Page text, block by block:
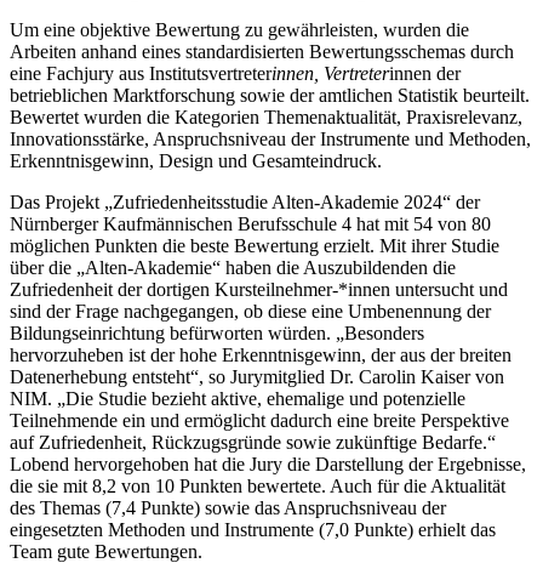
Um eine objektive Bewertung zu gewährleisten, wurden die
Arbeiten anhand eines standardisierten Bewertungsschemas durch
eine Fachjury aus Institutsvertreterinnen, Vertreterinnen der
betrieblichen Marktforschung sowie der amtlichen Statistik beurteilt.
Bewertet wurden die Kategorien Themenaktualität, Praxisrelevanz,
Innovationsstärke, Anspruchsniveau der Instrumente und Methoden,
Erkenntnisgewinn, Design und Gesamteindruck.
Das Projekt „Zufriedenheitsstudie Alten-Akademie 2024“ der
Nürnberger Kaufmännischen Berufsschule 4 hat mit 54 von 80
möglichen Punkten die beste Bewertung erzielt. Mit ihrer Studie
über die „Alten-Akademie“ haben die Auszubildenden die
Zufriedenheit der dortigen Kursteilnehmer-*innen untersucht und
sind der Frage nachgegangen, ob diese eine Umbenennung der
Bildungseinrichtung befürworten würden. „Besonders
hervorzuheben ist der hohe Erkenntnisgewinn, der aus der breiten
Datenerhebung entsteht“, so Jurymitglied Dr. Carolin Kaiser von
NIM. „Die Studie bezieht aktive, ehemalige und potenzielle
Teilnehmende ein und ermöglicht dadurch eine breite Perspektive
auf Zufriedenheit, Rückzugsgründe sowie zukünftige Bedarfe.“
Lobend hervorgehoben hat die Jury die Darstellung der Ergebnisse,
die sie mit 8,2 von 10 Punkten bewertete. Auch für die Aktualität
des Themas (7,4 Punkte) sowie das Anspruchsniveau der
eingesetzten Methoden und Instrumente (7,0 Punkte) erhielt das
Team gute Bewertungen.